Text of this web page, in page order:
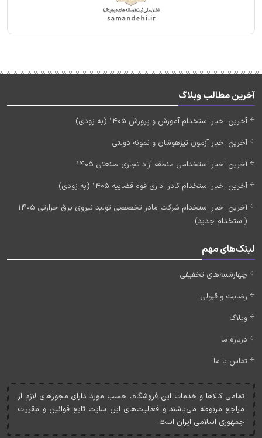
آخرین مطالب وبلاگ
آخرین اخبار استخدام آموزش و پرورش 1405 (به زودی)
آخرین اخبار آزمون تیزهوشان و نمونه دولتی
آخرین اخبار استخدامی منطقه آزاد تجاری صنعتی 1405
آخرین اخبار استخدام کادر اداری قوه قضاییه 1405 (به زودی)
آخرین اخبار استخدام شرکت مادر تخصصی تولید نیروی برق حرارتی 1405
(استخدام جدید)
لینک‌های مهم
چهارشنبه‌های تخفیفی
رضایت و قبولی
وبلاگ
درباره ما
تماس با ما
تمامی کالاها و خدمات اين فروشگاه، حسب مورد دارای مجوزهای لازم از
مراجع مربوطه می‌باشند و فعاليت‌های اين سايت تابع قوانين و مقررات
جمهوری اسلامی ايران است.